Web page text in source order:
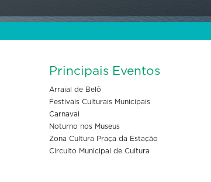
Principais Eventos
Arraial de Belô
Festivais Culturais Municipais
Carnaval
Noturno nos Museus
Zona Cultura Praça da Estação
Circuito Municipal de Cultura